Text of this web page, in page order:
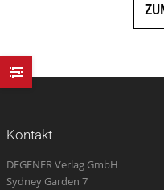
Kontakt
DEGENER Verlag GmbH
Sydney Garden 7